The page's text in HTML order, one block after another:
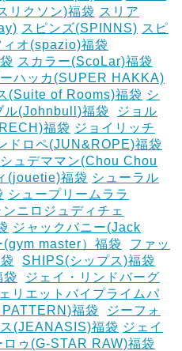
リクソン)福袋 スリア
スピンズ(SPINNS) スピ
ィオ(spazio)福袋
スカラー(ScoLar)福袋
ハッカ(SUPER HAKKA)
(Suite of Rooms)福袋 シ
ル(Johnbull)福袋
ジョル
福袋 ジョイリッチ
ドロペ(JUN&ROPE)福袋
ュデママン(Chou Chou
(jouetie)福袋 シューラル
シュープリームララ
ンニロジュディチェ
ジャックバニー(Jack
(gym master）福袋
ファッ
SHIPS(シップス)福袋
袋
ジェイ・リンドバーグ
リエットバイプライムパ
福袋
ジーフォ
(JEANASIS)福袋 ジェイ
ロゥ(G-STAR RAW)福袋